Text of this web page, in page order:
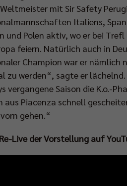
mit Sir Safety
Italiens,
und Polen aktiv, wo er bei
feiern. Natürlich auch in
Champion war er nämlich
zu werden“, sagte er
vergangene Saison die K.o.-
aus Piacenza schnell
gehen.“
Live der Vorstellung auf